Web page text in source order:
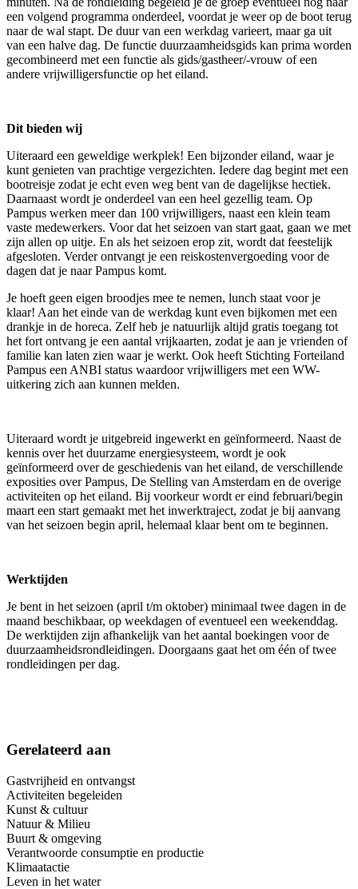
een volgend programma onderdeel, voordat je weer op de boot terug
naar de wal stapt. De duur van een werkdag varieert, maar ga uit
van een halve dag. De functie duurzaamheidsgids kan prima worden
gecombineerd met een functie als gids/gastheer/-vrouw of een
andere vrijwilligersfunctie op het eiland.
Dit bieden wij
Uiteraard een geweldige werkplek! Een bijzonder eiland, waar je
kunt genieten van prachtige vergezichten. Iedere dag begint met een
bootreisje zodat je echt even weg bent van de dagelijkse hectiek.
Daarnaast wordt je onderdeel van een heel gezellig team. Op
Pampus werken meer dan 100 vrijwilligers, naast een klein team
vaste medewerkers. Voor dat het seizoen van start gaat, gaan we met
zijn allen op uitje. En als het seizoen erop zit, wordt dat feestelijk
afgesloten. Verder ontvangt je een reiskostenvergoeding voor de
dagen dat je naar Pampus komt.
Je hoeft geen eigen broodjes mee te nemen, lunch staat voor je
klaar! Aan het einde van de werkdag kunt even bijkomen met een
drankje in de horeca. Zelf heb je natuurlijk altijd gratis toegang tot
het fort ontvang je een aantal vrijkaarten, zodat je aan je vrienden of
familie kan laten zien waar je werkt. Ook heeft Stichting Forteiland
Pampus een ANBI status waardoor vrijwilligers met een WW-
uitkering zich aan kunnen melden.
Uiteraard wordt je uitgebreid ingewerkt en geïnformeerd. Naast de
kennis over het duurzame energiesysteem, wordt je ook
geïnformeerd over de geschiedenis van het eiland, de verschillende
exposities over Pampus, De Stelling van Amsterdam en de overige
activiteiten op het eiland. Bij voorkeur wordt er eind februari/begin
maart een start gemaakt met het inwerktraject, zodat je bij aanvang
van het seizoen begin april, helemaal klaar bent om te beginnen.
Werktijden
Je bent in het seizoen (april t/m oktober) minimaal twee dagen in de
maand beschikbaar, op weekdagen of eventueel een weekenddag.
De werktijden zijn afhankelijk van het aantal boekingen voor de
duurzaamheidsrondleidingen. Doorgaans gaat het om één of twee
rondleidingen per dag.
Gerelateerd aan
Gastvrijheid en ontvangst
Activiteiten begeleiden
Kunst & cultuur
Natuur & Milieu
Buurt & omgeving
Verantwoorde consumptie en productie
Klimaatactie
Leven in het water